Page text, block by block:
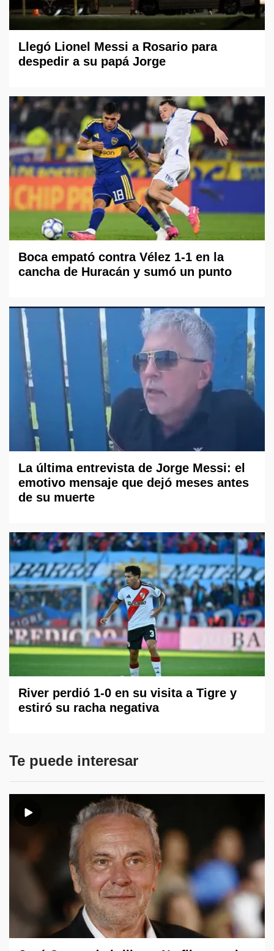
Llegó Lionel Messi a Rosario para
despedir a su papá Jorge
Boca empató contra Vélez 1-1 en la
cancha de Huracán y sumó un punto
La última entrevista de Jorge Messi: el
emotivo mensaje que dejó meses antes
de su muerte
River perdió 1-0 en su visita a Tigre y
estiró su racha negativa
Te puede interesar